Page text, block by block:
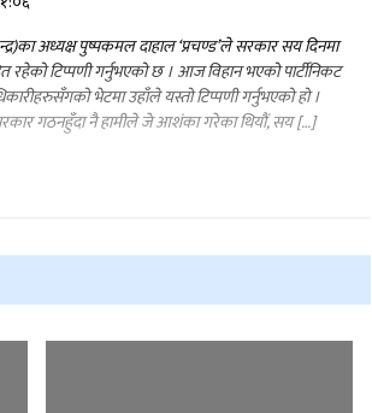
अध्यक्ष पुष्पकमल दाहाल ‘प्रचण्ड’ले सरकार सय दिनमा
रहेको टिप्पणी गर्नुभएको छ । आज विहान भएको पार्टीनिकट
भेटमा उहाँले यस्तो टिप्पणी गर्नुभएको हो ।
गठनहुँदा नै हामीले जे आशंका गरेका थियौं, सय […]